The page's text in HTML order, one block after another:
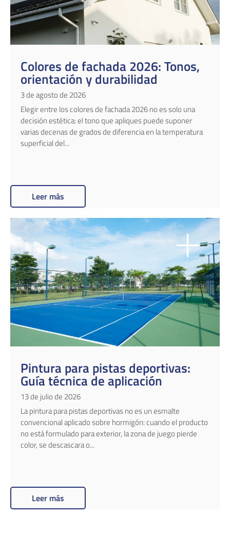
Colores de fachada 2026: Tonos,
orientación y durabilidad
3 de agosto de 2026
Elegir entre los colores de fachada 2026 no es solo una
decisión estética: el tono que apliques puede suponer
varias decenas de grados de diferencia en la temperatura
superficial del...
Leer más
Pintura para pistas deportivas:
Guía técnica de aplicación
13 de julio de 2026
La pintura para pistas deportivas no es un esmalte
convencional aplicado sobre hormigón: cuando el producto
no está formulado para exterior, la zona de juego pierde
color, se descascara o...
Leer más